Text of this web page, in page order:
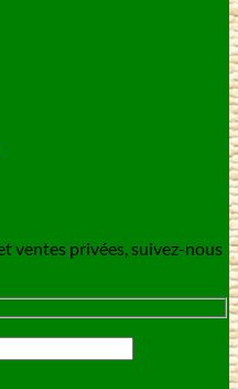
ventes privées, suivez-nous